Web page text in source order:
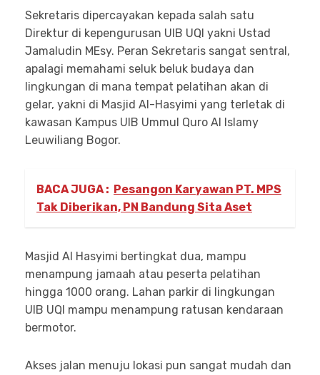
Sekretaris dipercayakan kepada salah satu
Direktur di kepengurusan UIB UQI yakni Ustad
Jamaludin MEsy. Peran Sekretaris sangat sentral,
apalagi memahami seluk beluk budaya dan
lingkungan di mana tempat pelatihan akan di
gelar, yakni di Masjid Al-Hasyimi yang terletak di
kawasan Kampus UIB Ummul Quro Al Islamy
Leuwiliang Bogor.
BACA JUGA : Pesangon Karyawan PT. MPS
Tak Diberikan, PN Bandung Sita Aset
Masjid Al Hasyimi bertingkat dua, mampu
menampung jamaah atau peserta pelatihan
hingga 1000 orang. Lahan parkir di lingkungan
UIB UQI mampu menampung ratusan kendaraan
bermotor.
Akses jalan menuju lokasi pun sangat mudah dan